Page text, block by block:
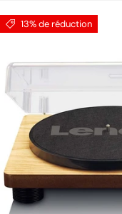
13% de réduction